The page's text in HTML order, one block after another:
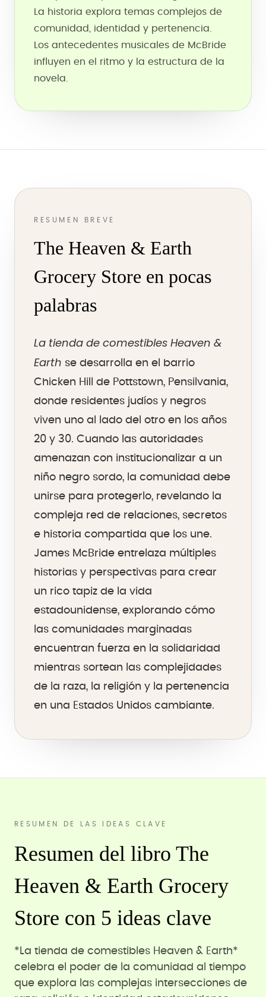
La historia explora temas complejos de
comunidad, identidad y pertenencia.
Los antecedentes musicales de McBride
influyen en el ritmo y la estructura de la
novela.
RESUMEN BREVE
The Heaven & Earth
Grocery Store en pocas
palabras
La tienda de comestibles Heaven &
Earth se desarrolla en el barrio
Chicken Hill de Pottstown, Pensilvania,
donde residentes judíos y negros
viven uno al lado del otro en los años
20 y 30. Cuando las autoridades
amenazan con institucionalizar a un
niño negro sordo, la comunidad debe
unirse para protegerlo, revelando la
compleja red de relaciones, secretos
e historia compartida que los une.
James McBride entrelaza múltiples
historias y perspectivas para crear
un rico tapiz de la vida
estadounidense, explorando cómo
las comunidades marginadas
encuentran fuerza en la solidaridad
mientras sortean las complejidades
de la raza, la religión y la pertenencia
en una Estados Unidos cambiante.
RESUMEN DE LAS IDEAS CLAVE
Resumen del libro The
Heaven & Earth Grocery
Store con 5 ideas clave
*La tienda de comestibles Heaven & Earth*
celebra el poder de la comunidad al tiempo
que explora las complejas intersecciones de